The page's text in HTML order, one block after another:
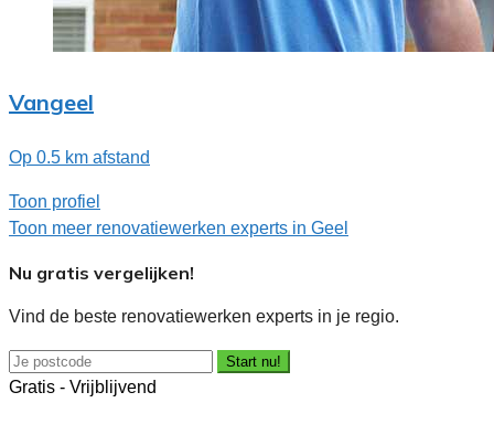
Vangeel
Op 0.5 km afstand
Toon profiel
Toon meer renovatiewerken experts in Geel
Nu gratis vergelijken!
Vind de beste renovatiewerken experts in je regio.
Start nu!
Gratis - Vrijblijvend